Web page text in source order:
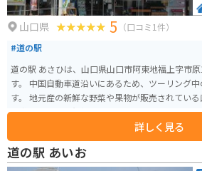
山口県 5 （口コミ1件）
#道の駅
道の駅 あさひは、山口県山口市阿東地福上字市
す。 中国自動車道沿いにあるため、ツーリング中の休憩場所としても最適で
す。 地元産の新鮮な野菜や果物が販売されてい
味覚である栗は有名です。 レストランでは、地
心です。 周辺には、秋吉台や秋芳洞といった観
観光の拠点としても便利です。
詳しく見る
道の駅 あいお